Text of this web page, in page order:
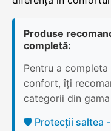
Produse
completă:
Pentru a
confort, îți
categorii din
🛡️ Protecții saltea